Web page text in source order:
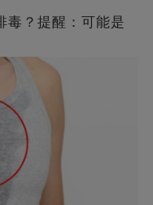
毒？提醒：可能是